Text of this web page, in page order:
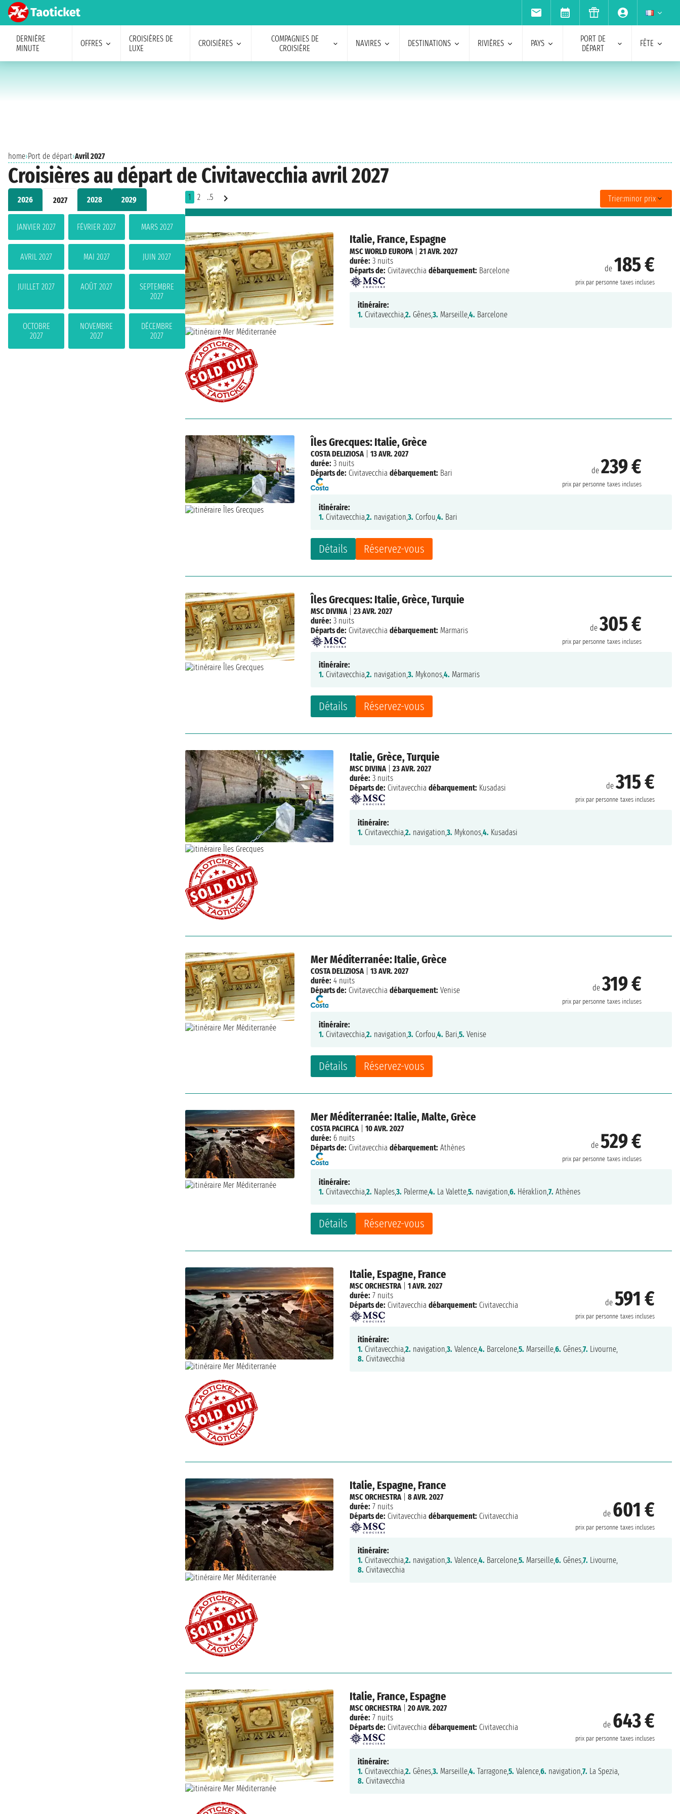
DERNIÈRE
MINUTE
OFFRES
CROISIÈRES DE
LUXE
CROISIÈRES
COMPAGNIES DE
CROISIÈRE
NAVIRES DESTINATIONS RIVIÈRES PAYS
PORT DE
DÉPART
FÊTE
home›Port de départ›Avril 2027
Croisières au départ de Civitavecchia avril 2027
2026 2027 2028 2029
JANVIER 2027 FÉVRIER 2027 MARS 2027
AVRIL 2027 MAI 2027 JUIN 2027
JUILLET 2027 AOÛT 2027
SEPTEMBRE
2027
OCTOBRE
2027
NOVEMBRE
2027
DÉCEMBRE
2027
1 2 ..5 Trier:minor prix
Italie, France, Espagne
de 185 €
prix par personne taxes incluses
MSC WORLD EUROPA| 21 AVR. 2027
durée: 3 nuits
Départs de: Civitavecchia débarquement: Barcelone
itinéraire:
1. Civitavecchia,2. Gênes,3. Marseille,4. Barcelone
Îles Grecques: Italie, Grèce
de239 €
prix par personne taxes incluses
Détails Réservez-vous
COSTA DELIZIOSA |13 AVR. 2027
durée: 3 nuits
Départs de: Civitavecchia débarquement: Bari
itinéraire:
1. Civitavecchia,2. navigation,3. Corfou,4. Bari
Îles Grecques: Italie, Grèce, Turquie
de305 €
prix par personne taxes incluses
Détails Réservez-vous
MSC DIVINA |23 AVR. 2027
durée: 3 nuits
Départs de: Civitavecchia débarquement: Marmaris
itinéraire:
1. Civitavecchia,2. navigation,3. Mykonos,4. Marmaris
Italie, Grèce, Turquie
de315 €
prix par personne taxes incluses
MSC DIVINA| 23 AVR. 2027
durée: 3 nuits
Départs de: Civitavecchia débarquement: Kusadasi
itinéraire:
1. Civitavecchia, 2. navigation, 3. Mykonos,4. Kusadasi
Mer Méditerranée: Italie, Grèce
de319 €
prix par personne taxes incluses
Détails Réservez-vous
COSTA DELIZIOSA|13 AVR. 2027
durée: 4 nuits
Départs de: Civitavecchia débarquement: Venise
itinéraire:
1. Civitavecchia,2. navigation,3. Corfou,4. Bari,5. Venise
Mer Méditerranée: Italie, Malte, Grèce
de529 €
prix par personne taxes incluses
Détails Réservez-vous
COSTA PACIFICA|10 AVR. 2027
durée: 6 nuits
Départs de: Civitavecchia débarquement: Athènes
itinéraire:
1. Civitavecchia,2. Naples,3. Palerme,4. La Valette,5. navigation,6. Héraklion,7. Athènes
Italie, Espagne, France
de 591 €
prix par personne taxes incluses
MSC ORCHESTRA| 1 AVR. 2027
durée: 7 nuits
Départs de: Civitavecchia débarquement: Civitavecchia
itinéraire:
1. Civitavecchia,2. navigation,3. Valence,4. Barcelone,5. Marseille,6. Gênes,7. Livourne,
8. Civitavecchia
Italie, Espagne, France
de 601 €
prix par personne taxes incluses
MSC ORCHESTRA| 8 AVR. 2027
durée: 7 nuits
Départs de: Civitavecchia débarquement: Civitavecchia
itinéraire:
1. Civitavecchia,2. navigation,3. Valence,4. Barcelone,5. Marseille,6. Gênes,7. Livourne,
8. Civitavecchia
Italie, France, Espagne
de 643 €
prix par personne taxes incluses
MSC ORCHESTRA| 20 AVR. 2027
durée: 7 nuits
Départs de: Civitavecchia débarquement: Civitavecchia
itinéraire:
1. Civitavecchia,2. Gênes,3. Marseille,4. Tarragone,5. Valence,6. navigation,7. La Spezia,
8. Civitavecchia